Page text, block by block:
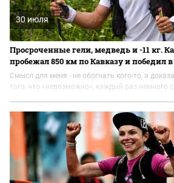
30 июля
Просроченные гели, медведь и -11 кг.
пробежал 850 км по Кавказу и победил
Смысл для меня - не обогнать кого-то, а
того, что «невозможно», каждый раз немного